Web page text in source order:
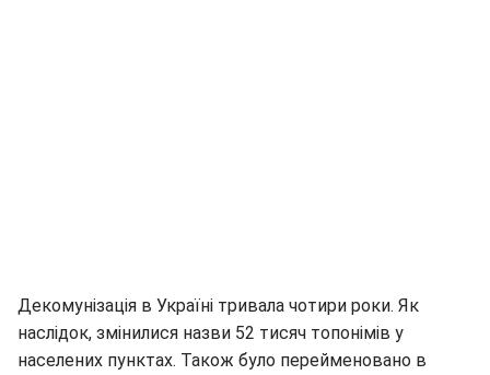
Декомунізація в Україні тривала чотири роки. Як
наслідок, змінилися назви 52 тисяч топонімів у
населених пунктах. Також було перейменовано в